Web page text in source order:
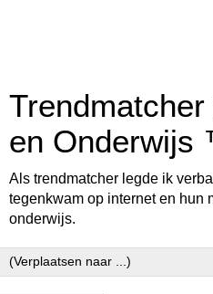
en Onderwijs
Als trendmatcher legde ik
tegenkwam op internet en hun
onderwijs.